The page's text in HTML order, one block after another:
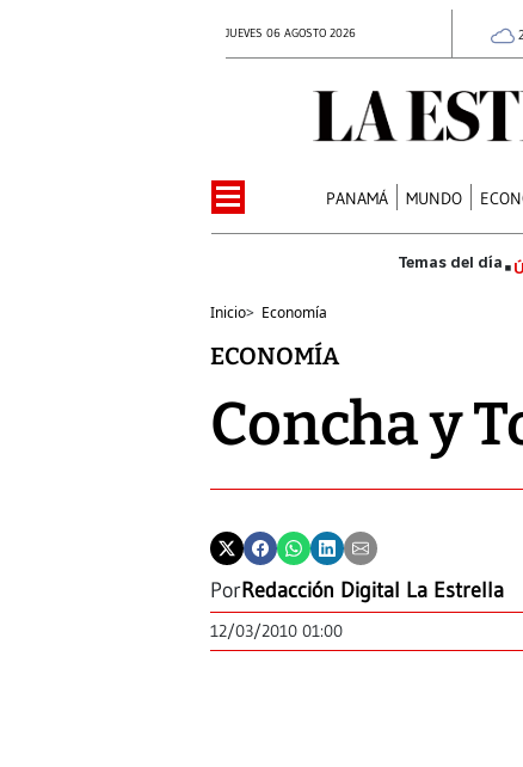
JUEVES 06 AGOSTO 2026
PANAMÁ MUNDO
Inicio> Economía
ECONOMÍA
Concha y
PorRedacción Digital La Estrella
12/03/2010 01:00